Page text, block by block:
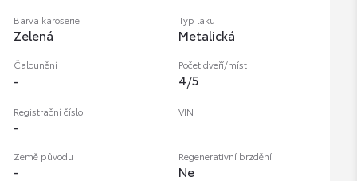
Barva karoserie
Zelená
Typ laku
Metalická
Čalounění
-
Počet dveří/míst
4/5
Registrační číslo
-
VIN
Země původu
-
Regenerativní brzdění
Ne